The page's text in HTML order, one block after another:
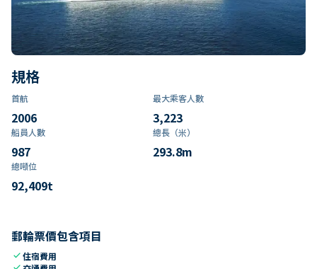
規格
首航
2006
最大乘客人數
3,223
船員人數
987
總長（米）
293.8m
總噸位
92,409t
郵輪票價包含項目
check住宿費用